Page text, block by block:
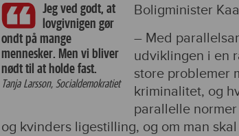
Jeg ved godt, at
lovgivnigen gør
ondt på mange
mennesker. Men vi bliver
nødt til at holde fast.
Tanja Larsson, Socialdemokratiet
Boligminister
– Med
udviklingen i en
store problemer
kriminalitet, og
parallelle
og kvinders ligestilling, og om man